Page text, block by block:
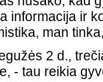
informacija ir
man
2 d.,
- tau reikia